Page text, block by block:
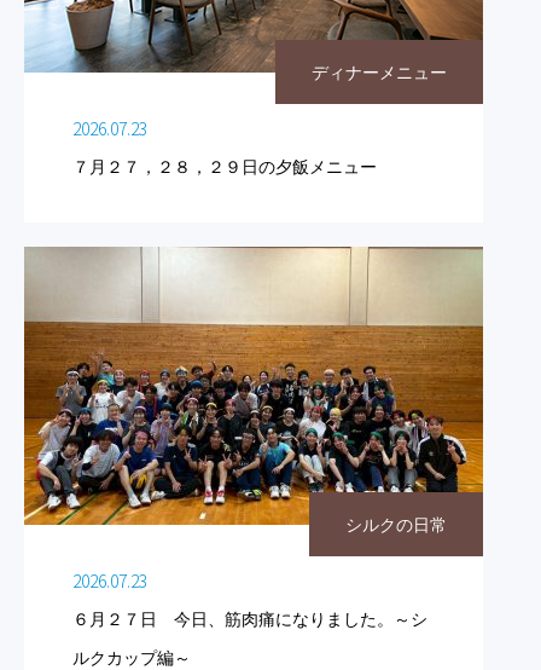
ディナーメニュー
2026.07.23
７月２７，２８，２９日の夕飯メニュー
シルクの日常
2026.07.23
６月２７日 今日、筋肉痛になりました。～シ
ルクカップ編～